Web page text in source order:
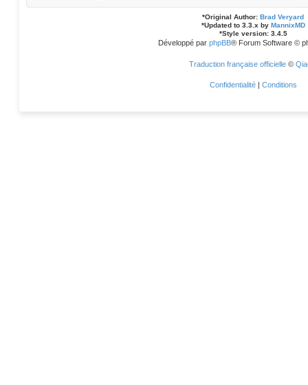
*Original Author: Brad Veryard
*Updated to 3.3.x by MannixMD
*Style version: 3.4.5
Développé par phpBB® Forum Software ©
Traduction française officielle©
Confidentialité | Conditions